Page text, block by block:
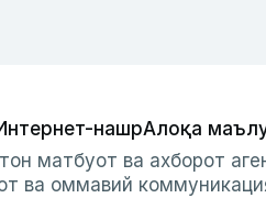
нашрАлоқа
матбуот ва ахборот
ва оммавий